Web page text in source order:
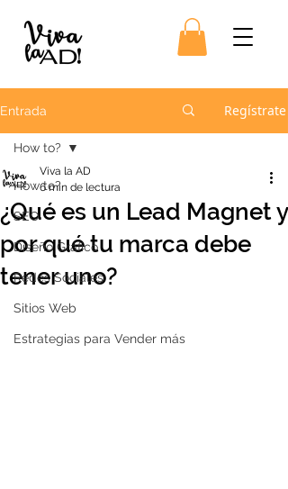
Entrada Regístrate
How to?
SEO
Diseño Gráfico
Redes Sociales
Sitios Web
Estrategias para Vender más
How to?
¿Qué es un Lead Magnet y
por qué tu marca debe
tener uno?
Viva la AD
6 min de lectura